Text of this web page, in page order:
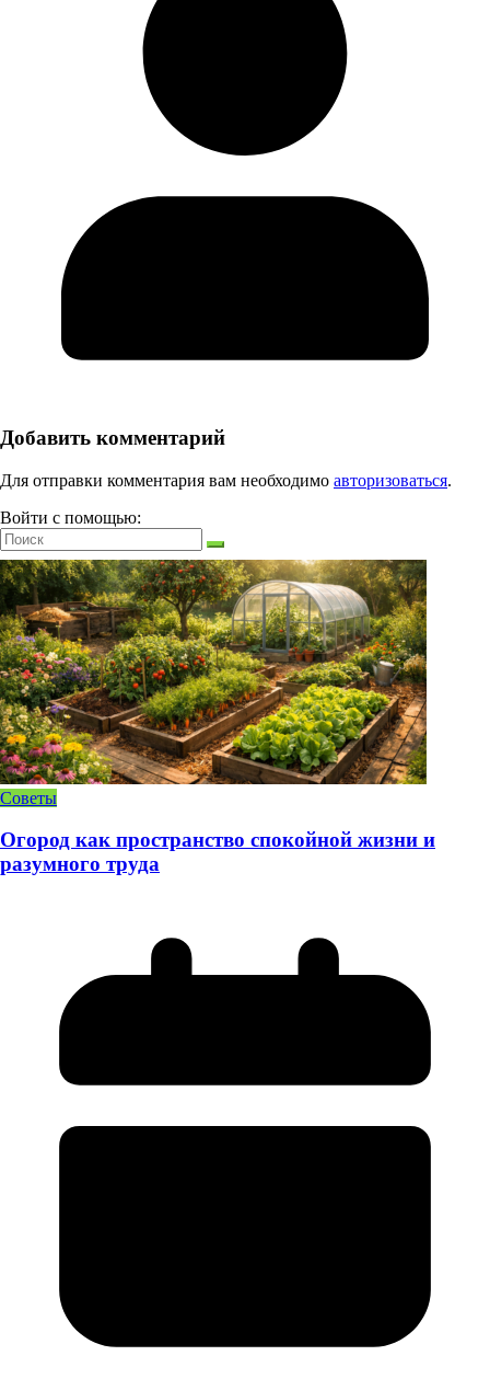
Добавить комментарий
Для отправки комментария вам необходимо авторизоваться.
Войти с помощью:
Советы
Огород как пространство спокойной жизни и
разумного труда